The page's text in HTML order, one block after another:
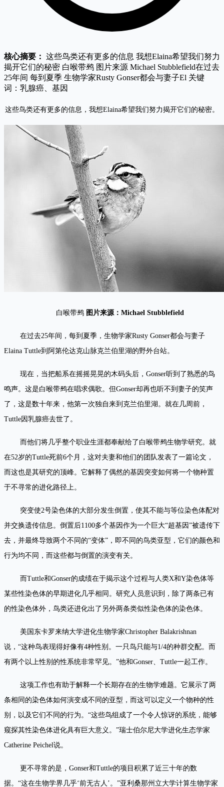
核心摘要： 这些鸟类还有更多的信息 我想Elaina希望我们努力
揭开它们的秘密 白喉带鹀 图片来源 Michael Stubblefield在过去
25年间 每到夏季 生物学家Rusty Gonser都会与妻子El 关键
词：乳腺癌、基因
这些鸟类还有更多的信息，我想Elaina希望我们努力揭开它们的秘密。
白喉带鹀 图片来源：Michael Stubblefield
在过去25年间，每到夏季，生物学家Rusty Gonser都会与妻子
Elaina Tuttle到阿第伦达克山脉克兰伯里湖的野外台站。
现在，当把船系在摇摇晃晃的木码头后，Gonser听到了熟悉的鸟
鸣声。这是白喉带鹀在唱求偶歌。但Gonser却再也听不到妻子的笑声
了，这是数十年来，他第一次独自来到克兰伯里湖。就在几周前，
Tuttle因乳腺癌去世了。
而他们将几乎整个职业生涯都奉献给了白喉带鹀生物学研究。就
在52岁的Tuttle死前6个月，这对夫妻和他们的团队发表了一篇论文，
而这也是其研究的顶峰。它解释了偶然的基因突变如何将一个物种置
于不寻常的进化路径上。
突变使2号染色体的大部分发生倒置，使其不能与等位染色体配对
并交换遗传信息。倒置后1100多个基因作为一个巨大“超基因”被遗传下
去，并最终导致两个不同的“变体”，即不同的鸟类亚型，它们的颜色和
行为均不同，而这些都与倒置的演变有关。
而Tuttle和Gonser的成绩在于揭示这个过程与人类X和Y染色体等
某些性染色体的早期进化几乎相同。研究人员意识到，除了两条已有
的性染色体外，鸟类还进化出了另外两条类似性染色体的染色体。
美国东卡罗来纳大学进化生物学家Christopher Balakrishnan
说，“这种鸟表现得好像有4种性别。一只鸟只能与1/4的种群交配。而
有两个以上性别的性系统非常罕见。”他和Gonser、Tuttle一起工作。
这项工作也有助于解释一个长期存在的生物学难题。它展示了两
条相同的染色体如何演变成不同的亚型，而这可以定义一个物种的性
别，以及它们不同的行为。“这些鸟组成了一个令人惊讶的系统，能够
窥探其性染色体进化具有巨大意义。”瑞士伯尔尼大学进化生态学家
Catherine Peichel说。
更不寻常的是，Gonser和Tuttle的项目积累了近三十年的数
据。“这在生物学界几乎‘前无古人’。”亚利桑那州立大学计算生物学家